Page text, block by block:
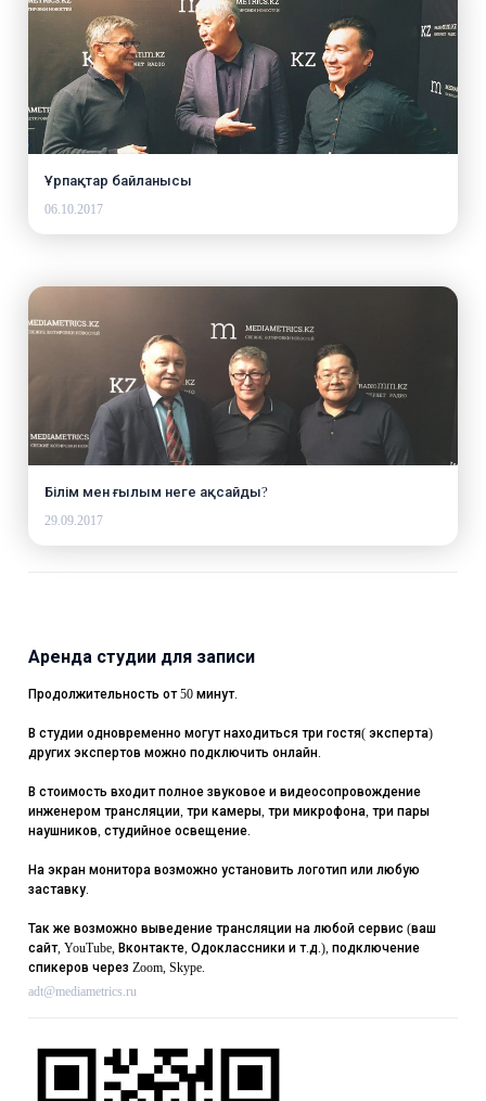
Ұрпақтар байланысы
06.10.2017
Білім мен ғылым неге ақсайды?
29.09.2017
Аренда студии для записи
Продолжительность от 50 минут.
В студии одновременно могут находиться три гостя( эксперта)
других экспертов можно подключить онлайн.
В стоимость входит полное звуковое и видеосопровождение
инженером трансляции, три камеры, три микрофона, три пары
наушников, студийное освещение.
На экран монитора возможно установить логотип или любую
заставку.
Так же возможно выведение трансляции на любой сервис (ваш
сайт, YouTube, Вконтакте, Одоклассники и т.д.), подключение
спикеров через Zoom, Skype.
adt@mediametrics.ru